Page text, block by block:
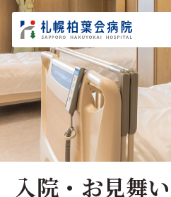
入院・お見舞い